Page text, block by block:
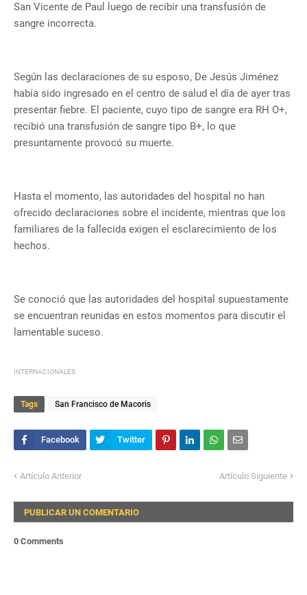
San Vicente de Paul luego de recibir una transfusión de
sangre incorrecta.
Según las declaraciones de su esposo, De Jesús Jiménez
había sido ingresado en el centro de salud el día de ayer tras
presentar fiebre. El paciente, cuyo tipo de sangre era RH O+,
recibió una transfusión de sangre tipo B+, lo que
presuntamente provocó su muerte.
Hasta el momento, las autoridades del hospital no han
ofrecido declaraciones sobre el incidente, mientras que los
familiares de la fallecida exigen el esclarecimiento de los
hechos.
Se conoció que las autoridades del hospital supuestamente
se encuentran reunidas en estos momentos para discutir el
lamentable suceso.
INTERNACIONALES
Tags San Francisco de Macoris
Artículo Anterior Artículo Siguiente
PUBLICAR UN COMENTARIO
0 Comments